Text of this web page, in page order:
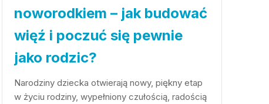
noworodkiem – jak budować
więź i poczuć się pewnie
jako rodzic?
Narodziny dziecka otwierają nowy, piękny etap
w życiu rodziny, wypełniony czułością, radością